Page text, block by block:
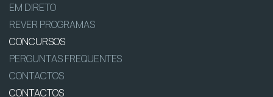
EM DIRETO
REVER PROGRAMAS
CONCURSOS
PERGUNTAS FREQUENTES
CONTACTOS
CONTACTOS